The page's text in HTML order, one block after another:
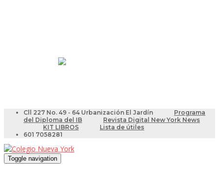
Cll 227 No. 49 - 64 Urbanización El Jardín
Programa
del Diploma del IB
Revista Digital New York News
KIT LIBROS
Lista de útiles
601 7058281
Toggle navigation